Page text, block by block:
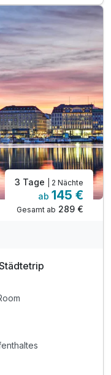
3 Tage | 2 Nächte
ab 145 €
Gesamt ab 289 €